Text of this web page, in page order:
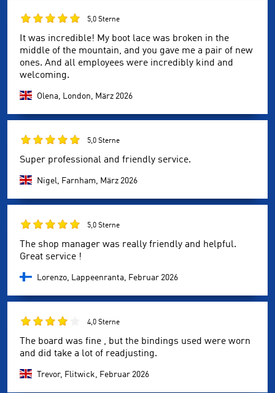
5,0 Sterne
It was incredible! My boot lace was broken in the
middle of the mountain, and you gave me a pair of new
ones. And all employees were incredibly kind and
welcoming.
Olena, London, März 2026
5,0 Sterne
Super professional and friendly service.
Nigel, Farnham, März 2026
5,0 Sterne
The shop manager was really friendly and helpful.
Great service !
Lorenzo, Lappeenranta, Februar 2026
4,0 Sterne
The board was fine , but the bindings used were worn
and did take a lot of readjusting.
Trevor, Flitwick, Februar 2026